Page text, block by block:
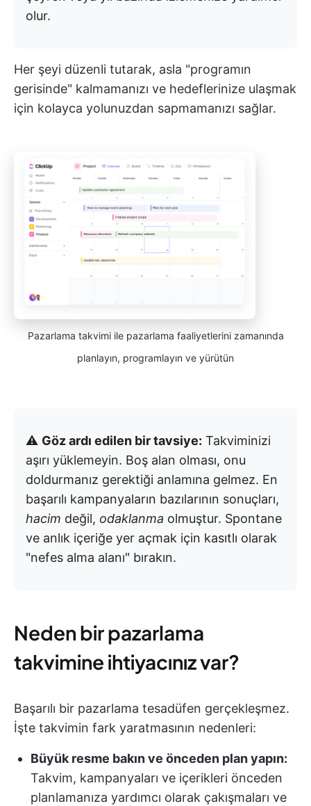
olur.
Her şeyi düzenli tutarak, asla "programın
gerisinde" kalmamanızı ve hedeflerinize ulaşmak
için kolayca yolunuzdan sapmamanızı sağlar.
Pazarlama takvimi ile pazarlama faaliyetlerini zamanında
planlayın, programlayın ve yürütün
⚠️ Göz ardı edilen bir tavsiye: Takviminizi
aşırı yüklemeyin. Boş alan olması, onu
doldurmanız gerektiği anlamına gelmez. En
başarılı kampanyaların bazılarının sonuçları,
hacim değil, odaklanma olmuştur. Spontane
ve anlık içeriğe yer açmak için kasıtlı olarak
"nefes alma alanı" bırakın.
Neden bir pazarlama
takvimine ihtiyacınız var?
Başarılı bir pazarlama tesadüfen gerçekleşmez.
İşte takvimin fark yaratmasının nedenleri:
Büyük resme bakın ve önceden plan yapın:
Takvim, kampanyaları ve içerikleri önceden
planlamanıza yardımcı olarak çakışmaları ve